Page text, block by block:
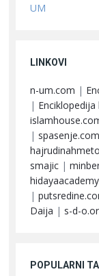
UM
LINKOVI
n-um.com |
| Enciklopedija
| spasenje.com
smajic |
|
Daija | s-d-
POPULARNI